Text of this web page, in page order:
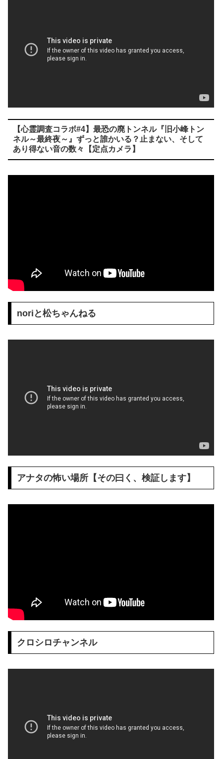
【心霊調査コラボ#4】最恐の廃トンネル『旧小峰トン
ネル～最終夜～』ずっと誰かいる？止まない、そして
あり得ない音の数々【定点カメラ】
noriと松ちゃんねる
アナタの怖い場所【その曰く、検証します】
クロシロチャンネル